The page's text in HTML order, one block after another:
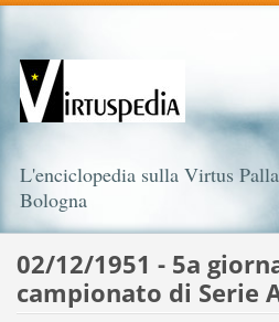
L'enciclopedia sulla Virtus
Bologna
02/12/1951 - 5a
campionato di Serie